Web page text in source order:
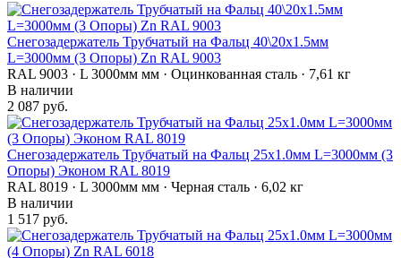
Снегозадержатель Трубчатый на Фальц 40\20х1.5мм
L=3000мм (3 Опоры) Zn RAL 9003
RAL 9003 · L 3000мм мм · Оцинкованная сталь · 7,61 кг
В наличии
2 087 руб.
Снегозадержатель Трубчатый на Фальц 25х1.0мм L=3000мм (3
Опоры) Эконом RAL 8019
RAL 8019 · L 3000мм мм · Черная сталь · 6,02 кг
В наличии
1 517 руб.